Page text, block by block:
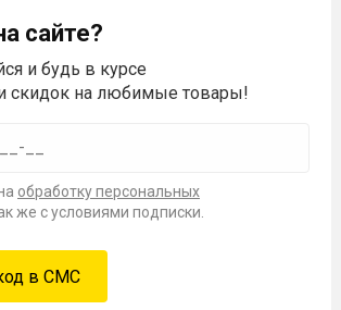
сайте?
и будь в курсе
скидок на любимые товары!
обработку персональных
же с условиями подписки.